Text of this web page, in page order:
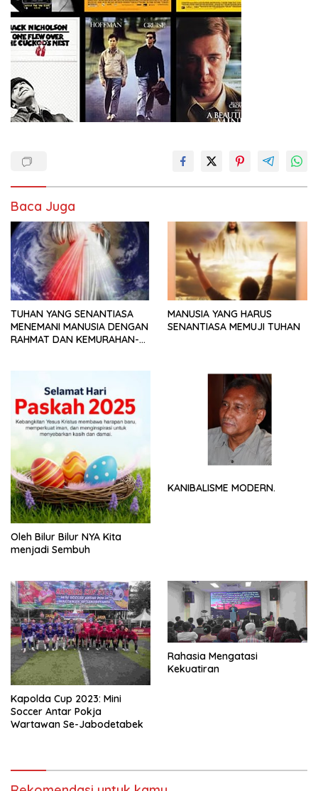
Baca Juga
TUHAN YANG SENANTIASA
MENEMANI MANUSIA DENGAN
RAHMAT DAN KEMURAHAN-
MANUSIA YANG HARUS
SENANTIASA MEMUJI TUHAN
Oleh Bilur Bilur NYA Kita
menjadi Sembuh
KANIBALISME MODERN.
Kapolda Cup 2023: Mini
Soccer Antar Pokja
Wartawan Se-Jabodetabek
Rahasia Mengatasi
Kekuatiran